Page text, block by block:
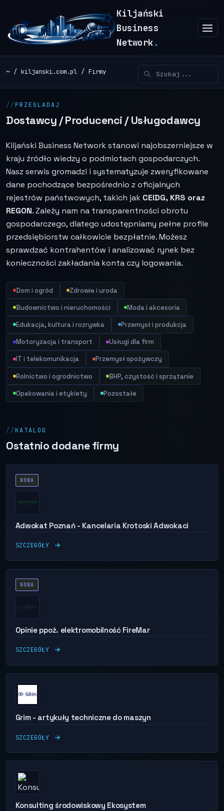
Kiljański
Business
Network .
~ kiljanski.com.pl Firmy
PRZEGLADAJ
Dostawcy / Producenci / Usługodawcy
Kiljański Business Network stanowi najobszerniejsze w
kraju źródło wiedzy o podmiotach gospodarczych.
Nasz serwis gromadzi i systematyzuje zweryfikowane
dane pochodzące bezpośrednio z oficjalnych
rejestrów państwowych, takich jak CEIDG, KRS oraz
REGON. Zależy nam na transparentności obrotu
gospodarczego, dlatego udostępniamy pełne profile
przedsiębiorstw całkowicie bezpłatnie. Możesz
sprawdzać kontrahentów i analizować rynek bez
konieczności zakładania konta czy logowania.
Dom i ogród Zdrowie i uroda
Budownictwo i nieruchomości Moda i akcesoria
Edukacja, kultura i rozrywka Przemysł i produkcja
Motoryzacja i transport Usługi dla firm
IT i telekomunikacja Przemysł spożywczy
Rolnictwo i ogrodnictwo BHP, czystość i sprzątanie
Opakowania i etykiety Pozostałe
KATALOG
Ostatnio dodane firmy
NOWA
Adwokat Poznań - Kancelaria Krotoski Adwokaci
SZCZEGÓŁY
NOWA
Opinie ppoż. elektromobilność FireMar
SZCZEGÓŁY
Grim - artykuły techniczne do maszyn
SZCZEGÓŁY
Konsulting środowiskowy Ekosystem